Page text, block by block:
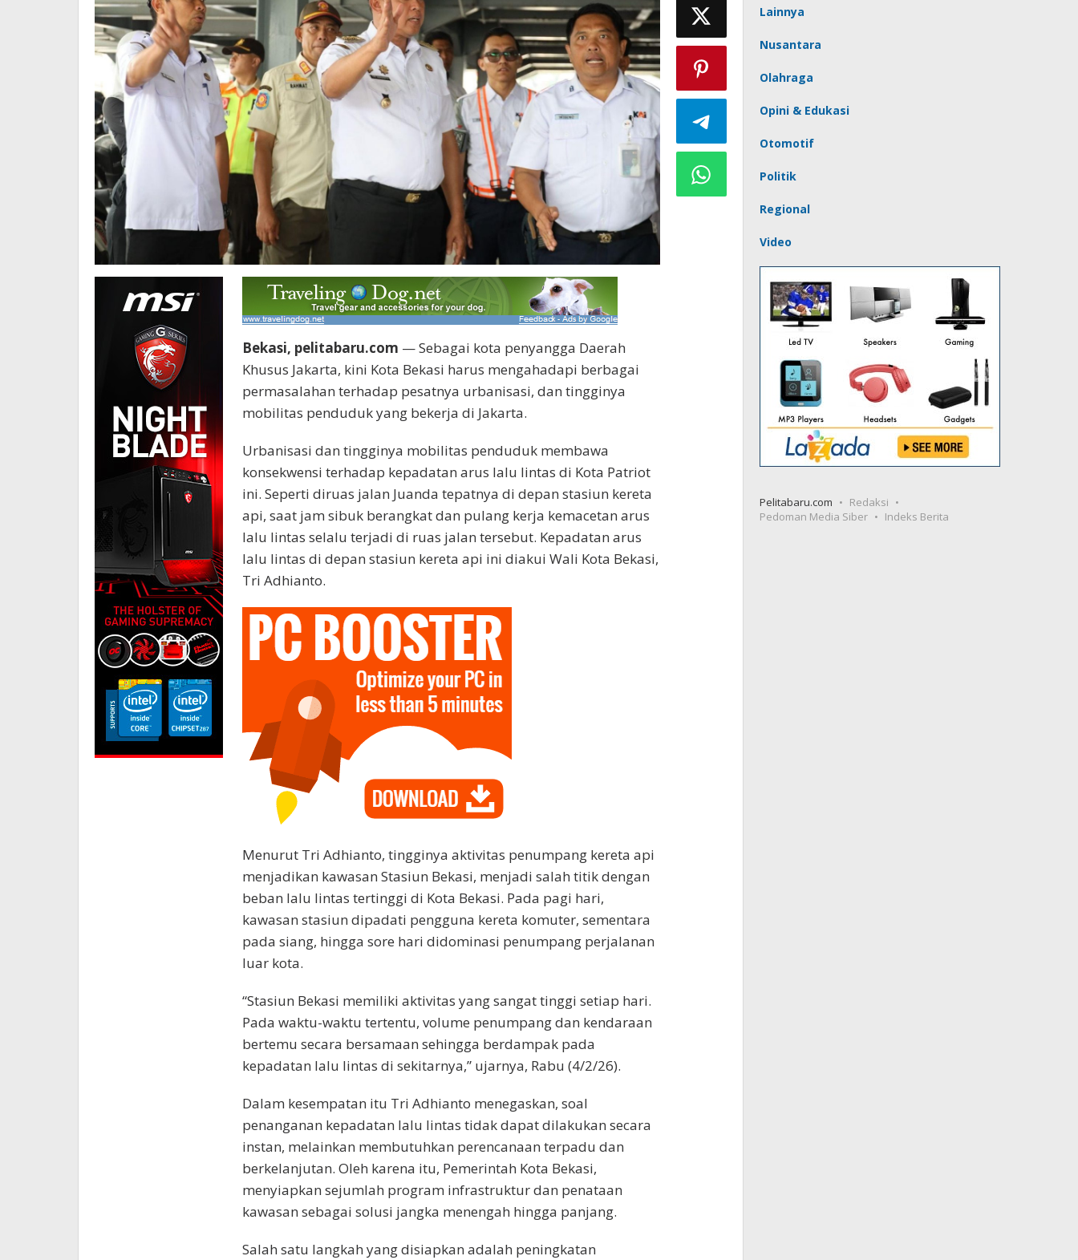
Bekasi, pelitabaru.com — Sebagai kota penyangga Daerah
Khusus Jakarta, kini Kota Bekasi harus mengahadapi berbagai
permasalahan terhadap pesatnya urbanisasi, dan tingginya
mobilitas penduduk yang bekerja di Jakarta.
Urbanisasi dan tingginya mobilitas penduduk membawa
konsekwensi terhadap kepadatan arus lalu lintas di Kota Patriot
ini. Seperti diruas jalan Juanda tepatnya di depan stasiun kereta
api, saat jam sibuk berangkat dan pulang kerja kemacetan arus
lalu lintas selalu terjadi di ruas jalan tersebut. Kepadatan arus
lalu lintas di depan stasiun kereta api ini diakui Wali Kota Bekasi,
Tri Adhianto.
Menurut Tri Adhianto, tingginya aktivitas penumpang kereta api
menjadikan kawasan Stasiun Bekasi, menjadi salah titik dengan
beban lalu lintas tertinggi di Kota Bekasi. Pada pagi hari,
kawasan stasiun dipadati pengguna kereta komuter, sementara
pada siang, hingga sore hari didominasi penumpang perjalanan
luar kota.
“Stasiun Bekasi memiliki aktivitas yang sangat tinggi setiap hari.
Pada waktu-waktu tertentu, volume penumpang dan kendaraan
bertemu secara bersamaan sehingga berdampak pada
kepadatan lalu lintas di sekitarnya,” ujarnya, Rabu (4/2/26).
Dalam kesempatan itu Tri Adhianto menegaskan, soal
penanganan kepadatan lalu lintas tidak dapat dilakukan secara
instan, melainkan membutuhkan perencanaan terpadu dan
berkelanjutan. Oleh karena itu, Pemerintah Kota Bekasi,
menyiapkan sejumlah program infrastruktur dan penataan
kawasan sebagai solusi jangka menengah hingga panjang.
Salah satu langkah yang disiapkan adalah peningkatan
Lainnya
Nusantara
Olahraga
Opini & Edukasi
Otomotif
Politik
Regional
Video
Pelitabaru.com
Redaksi
Pedoman Media Siber
Indeks Berita